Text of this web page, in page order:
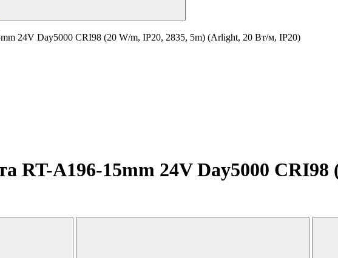
24V Day5000 CRI98 (20 W/m, IP20, 2835, 5m) (Arlight, 20 Вт/м, IP20)
RT-A196-15mm 24V Day5000